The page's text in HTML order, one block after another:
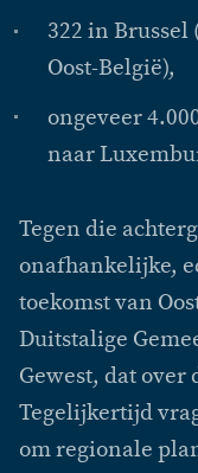
322 in Brussel
Oost-België),
ongeveer
naar
Tegen die
onafhankelijke,
toekomst van
Duitstalige
Gewest, dat over
Tegelijkertijd
om regionale